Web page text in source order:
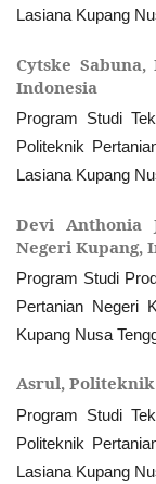
Lasiana Kupang
Cytske Sabuna,
Indonesia
Program Studi
Politeknik
Lasiana Kupang
Devi Anthonia
Negeri Kupang,
Program Studi
Pertanian Negeri
Kupang Nusa
Asrul,Politeknik
Program Studi
Politeknik
Lasiana Kupang